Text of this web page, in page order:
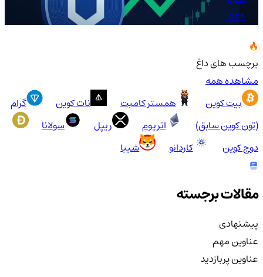
1724
برچسب های داغ
مشاهده همه
بیت کوین
همستر کامبت نات کوین
گرام
(تون کوین سابق)
اتریوم ریپل
سولانا
دوج کوین
کاردانو شیبا
مقالات برجسته
پیشنهادی
عناوین مهم
عناوین پربازدید